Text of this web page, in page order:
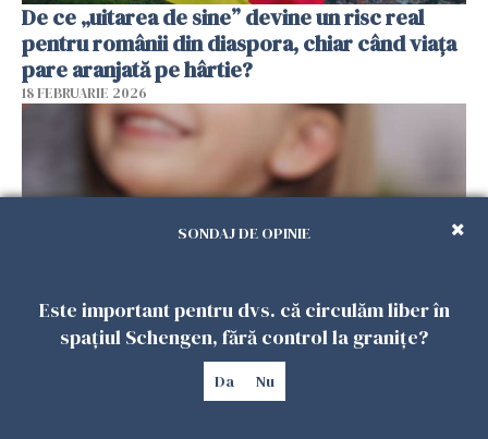
De ce „uitarea de sine” devine un risc real
pentru românii din diaspora, chiar când viața
pare aranjată pe hârtie?
18 FEBRUARIE 2026
Alocație universală pentru copii în Spania.
100.000 de români ar putea primi 200 de euro
SONDAJ DE OPINIE
Este important pentru dvs. că circulăm liber în
spațiul Schengen, fără control la granițe?
Da Nu